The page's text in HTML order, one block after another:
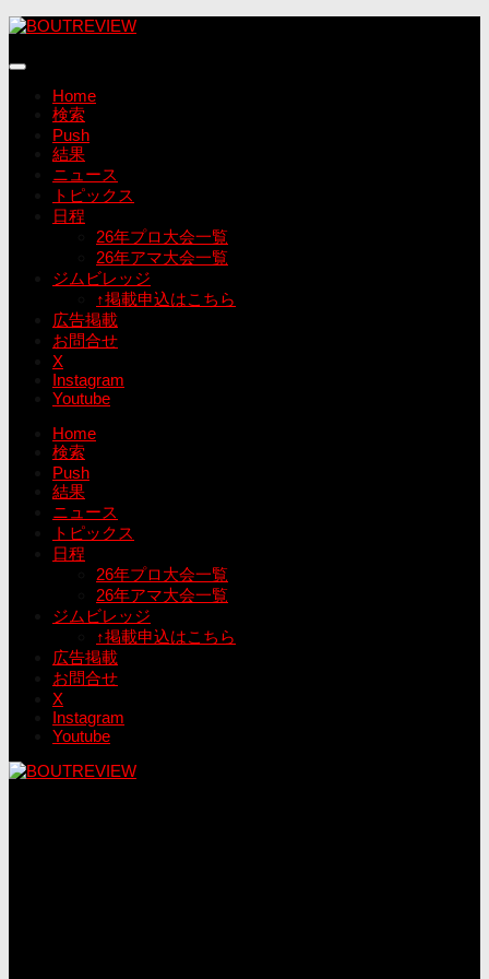
コ
テ
Home
検索
Push
結果
ニュース
トピックス
日程
26年プロ大会一覧
26年アマ大会一覧
ジムビレッジ
↑掲載申込はこちら
広告掲載
お問合せ
X
Instagram
Youtube
Home
検索
Push
結果
ニュース
トピックス
日程
26年プロ大会一覧
26年アマ大会一覧
ジムビレッジ
↑掲載申込はこちら
広告掲載
お問合せ
X
Instagram
Youtube